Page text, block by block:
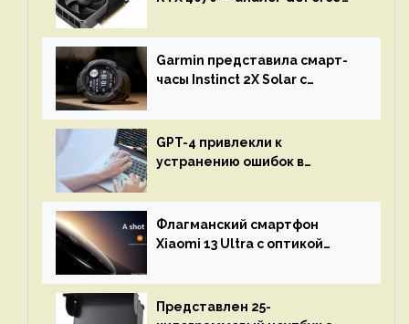
Garmin представила смарт-
часы Instinct 2X Solar с
GPT-4 привлекли к
устранению ошибок в
остановится до полного
восстановления кода и
объяснит, что пошло не так
Флагманский смартфон
Xiaomi 13 Ultra с оптикой
представят 18 апреля
Представлен 25-